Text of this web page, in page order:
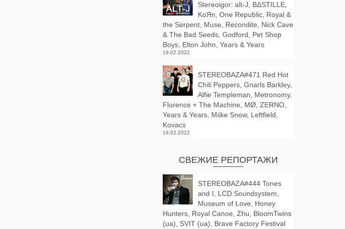
Stereoigor: alt‑J, BΔSTILLE,
KoЯn, One Republic, Royal &
the Serpent, Muse, Recondite, Nick Cave
& The Bad Seeds, Godford, Pet Shop
Boys, Elton John, Years & Years
19.02.2022
STEREOBAZA#471 Red Hot
Chili Peppers, Gnarls Barkley,
Alfie Templeman, Metronomy,
Florence + The Machine, MØ, ZERNO,
Years & Years, Miike Snow, Leftfield,
Kovacs
19.02.2022
СВЕЖИЕ РЕПОРТАЖИ
STEREOBAZA#444 Tones
and I, LCD Soundsystem,
Museum of Love, Honey
Hunters, Royal Canoe, Zhu, BloomTwins
(ua), SVIT (ua), Brave Factory Festival